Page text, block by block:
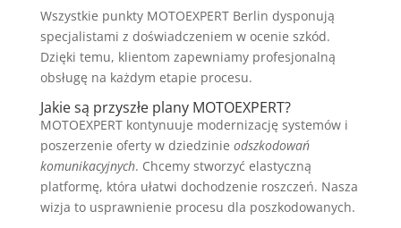
Wszystkie punkty MOTOEXPERT Berlin dysponują
specjalistami z doświadczeniem w ocenie szkód.
Dzięki temu, klientom zapewniamy profesjonalną
obsługę na każdym etapie procesu.
Jakie są przyszłe plany MOTOEXPERT?
MOTOEXPERT kontynuuje modernizację systemów i
poszerzenie oferty w dziedzinie odszkodowań
komunikacyjnych. Chcemy stworzyć elastyczną
platformę, która ułatwi dochodzenie roszczeń. Nasza
wizja to usprawnienie procesu dla poszkodowanych.